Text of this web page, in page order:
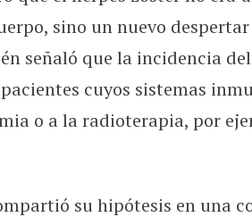
sino un nuevo
señaló que la incidencia
cuyos sistemas
o a la radioterapia, por
su hipótesis en una